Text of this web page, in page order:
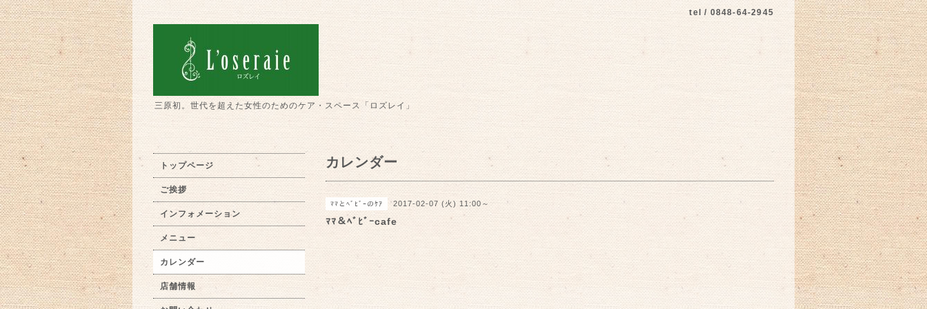
tel / 0848-64-2945
三原初。世代を超えた女性のためのケア・スペース「ロズレイ」
カレンダー
ﾏﾏとﾍﾞﾋﾞｰのｹｱ 2017-02-07 (火) 11:00～
ﾏﾏ＆ﾍﾞﾋﾞｰcafe
トップページ
ご挨拶
インフォメーション
メニュー
カレンダー
店舗情報